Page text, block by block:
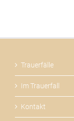
Trauerfälle
Im Trauerfall
Kontakt